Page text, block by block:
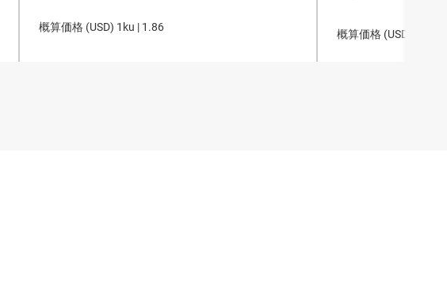
概算価格 (USD) 1ku | 1.86
概算価格 (USD